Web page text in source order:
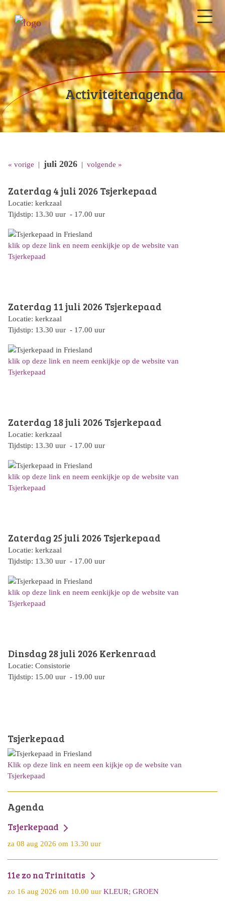
Activiteitenagenda
« vorige | juli 2026 | volgende »
Zaterdag 4 juli 2026Tsjerkepaad
Locatie: kerkzaal
Tijdstip: 13.30 uur - 17.00 uur
klik op deze link en neem eenkijkje op de website van
Tsjerkepaad
Zaterdag 11 juli 2026Tsjerkepaad
Locatie: kerkzaal
Tijdstip: 13.30 uur - 17.00 uur
klik op deze link en neem eenkijkje op de website van
Tsjerkepaad
Zaterdag 18 juli 2026Tsjerkepaad
Locatie: kerkzaal
Tijdstip: 13.30 uur - 17.00 uur
klik op deze link en neem eenkijkje op de website van
Tsjerkepaad
Zaterdag 25 juli 2026Tsjerkepaad
Locatie: kerkzaal
Tijdstip: 13.30 uur - 17.00 uur
klik op deze link en neem eenkijkje op de website van
Tsjerkepaad
Dinsdag 28 juli 2026Kerkenraad
Locatie: Consistorie
Tijdstip: 15.00 uur - 19.00 uur
Tsjerkepaad
Klik op deze link en neem een kijkje op de website van
Tsjerkepaad
Agenda
Tsjerkepaad
za 08 aug 2026 om 13.30 uur
11e zo na Trinitatis
zo 16 aug 2026 om 10.00 uur KLEUR; GROEN